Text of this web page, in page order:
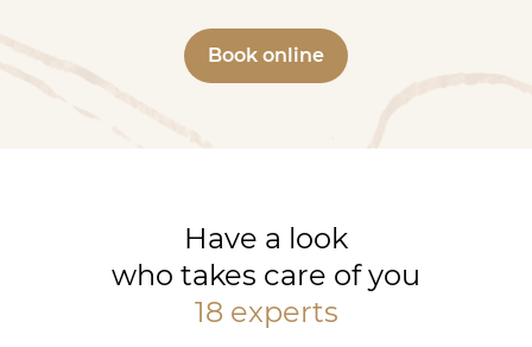
Book online
Have a look
who takes care of you
18 experts